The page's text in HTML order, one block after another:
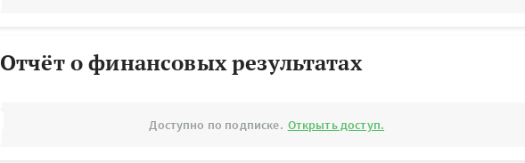
Отчёт о финансовых результатах
Доступно по подписке. Открыть доступ.